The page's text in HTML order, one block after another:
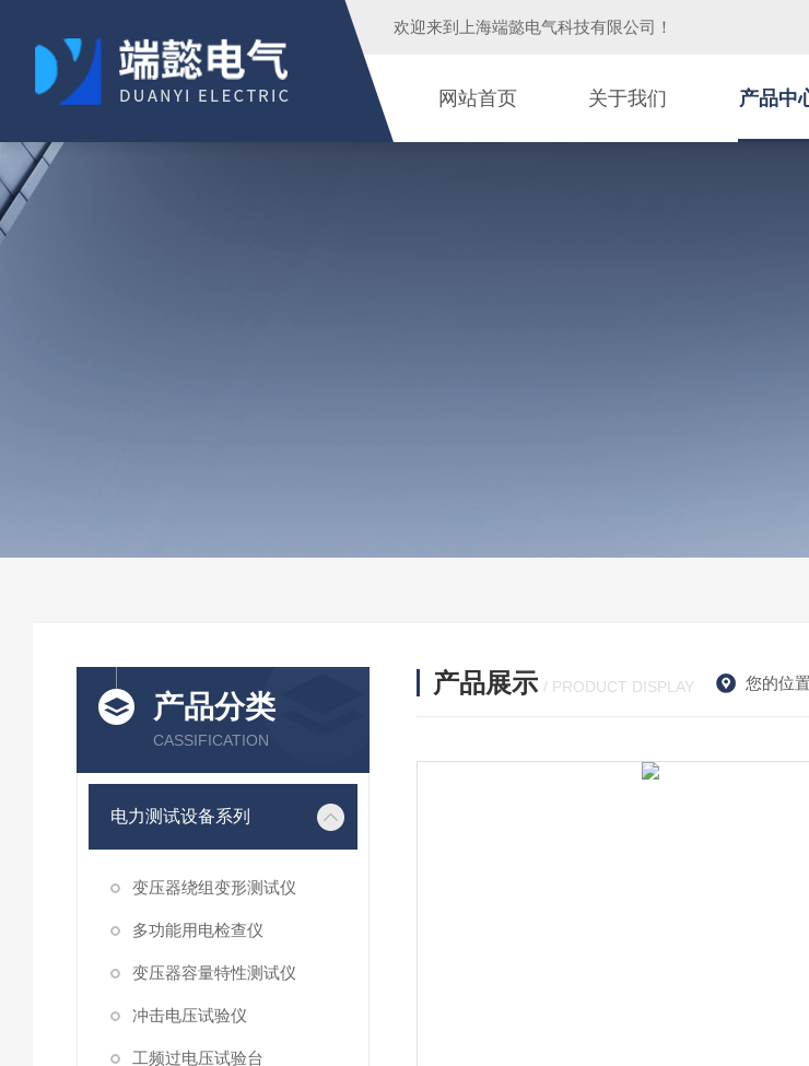
欢迎来到 上海端懿电气科技有限公司 ！
网站首页 关于我们 产品中
产品分类
CASSIFICATION
电力测试设备系列
变压器绕组变形测试仪
多功能用电检查仪
变压器容量特性测试仪
冲击电压试验仪
工频过电压试验台
产品展示 / PRODUCT DISPLAY 您的位置